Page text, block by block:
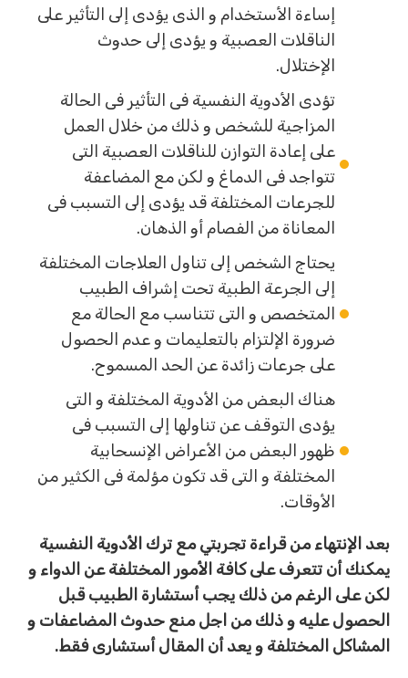
إساءة الأستخدام و الذى يؤدى إلى التأثير على
الناقلات العصبية و يؤدى إلى حدوث
الإختلال.
تؤدى الأدوية النفسية فى التأثير فى الحالة
المزاجية للشخص و ذلك من خلال العمل
على إعادة التوازن للناقلات العصبية التى
تتواجد فى الدماغ و لكن مع المضاعفة
للجرعات المختلفة قد يؤدى إلى التسبب فى
المعاناة من الفصام أو الذهان.
يحتاج الشخص إلى تناول العلاجات المختلفة
إلى الجرعة الطبية تحت إشراف الطبيب
المتخصص و التى تتناسب مع الحالة مع
ضرورة الإلتزام بالتعليمات و عدم الحصول
على جرعات زائدة عن الحد المسموح.
هناك البعض من الأدوية المختلفة و التى
يؤدى التوقف عن تناولها إلى التسبب فى
ظهور البعض من الأعراض الإنسحابية
المختلفة و التى قد تكون مؤلمة فى الكثير من
الأوقات.
بعد الإنتهاء من قراءة تجربتي مع ترك الأدوية النفسية
يمكنك أن تتعرف على كافة الأمور المختلفة عن الدواء و
لكن على الرغم من ذلك يجب أستشارة الطبيب قبل
الحصول عليه و ذلك من اجل منع حدوث المضاعفات و
المشاكل المختلفة و يعد أن المقال أستشارى فقط.